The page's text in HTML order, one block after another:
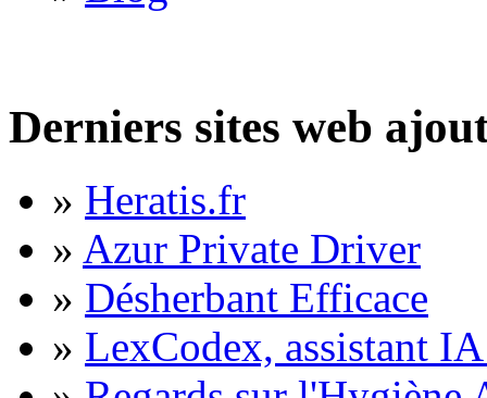
Derniers sites web
» Heratis.fr
» Azur Private Driver
» Désherbant Efficace
» LexCodex, assistant